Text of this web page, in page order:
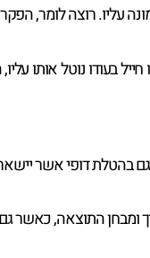
עליו. רוצה לומר,
בעודו נוטל אותו
בהטלת דופי אשר
ומבחן התוצאה,